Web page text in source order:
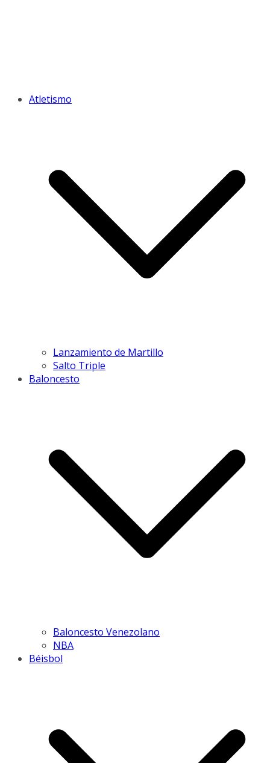
Atletismo
Lanzamiento de Martillo
Salto Triple
Baloncesto
Baloncesto Venezolano
NBA
Béisbol